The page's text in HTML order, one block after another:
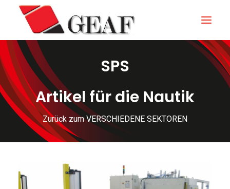
GEAF
UNTERNEHMEN
KNOW-HOW
UNSERE SEKTOREN
NEUIGKEITEN UND VERANSTALTUNGEN
SPS
Artikel für die Nautik
Zurück zum VERSCHIEDENE SEKTOREN